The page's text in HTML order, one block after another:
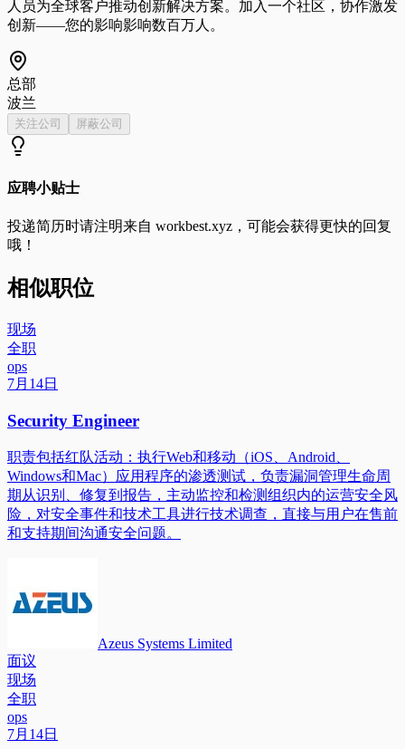
人员为全球客户推动创新解决方案。加入一个社区，协作激发
创新——您的影响影响数百万人。
总部
波兰
关注公司 屏蔽公司
应聘小贴士
投递简历时请注明来自 workbest.xyz ，可能会获得更快的回复
哦！
相似职位
现场
全职
ops
7月14日
Security Engineer
职责包括红队活动：执行Web和移动（iOS、Android、
Windows和Mac）应用程序的渗透测试，负责漏洞管理生命周
期从识别、修复到报告，主动监控和检测组织内的运营安全风
险，对安全事件和技术工具进行技术调查，直接与用户在售前
和支持期间沟通安全问题。
Azeus Systems Limited
面议
现场
全职
ops
7月14日